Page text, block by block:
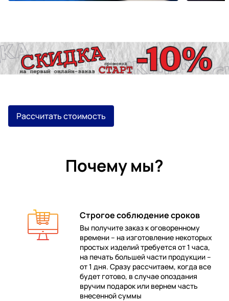
Рассчитать стоимость
Почему мы?
Строгое соблюдение сроков
Вы получите заказ к оговоренному
времени – на изготовление некоторых
простых изделий требуется от 1 часа,
на печать большей части продукции –
от 1 дня. Сразу рассчитаем, когда все
будет готово, в случае опоздания
вручим подарок или вернем часть
внесенной суммы